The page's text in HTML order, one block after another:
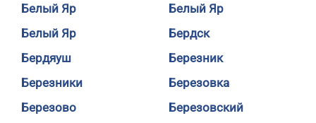
Белый Яр
Белый Яр
Белый Яр
Бердск
Бердяуш
Березник
Березники
Березовка
Березово
Березовский